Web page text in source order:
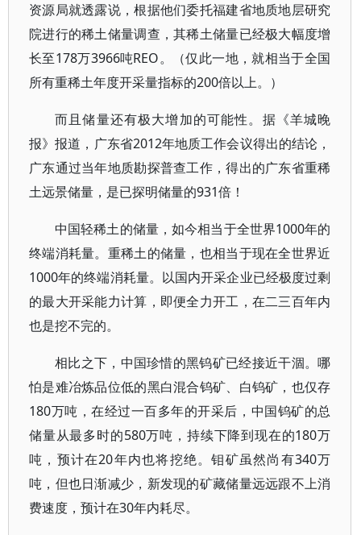
资源局就透露说，根据他们委托福建省地质地层研究
院进行的稀土储量调查，其稀土储量已经极大幅度增
长至178万3966吨REO。（仅此一地，就相当于全国
所有重稀土年度开采量指标的200倍以上。）
而且储量还有极大增加的可能性。据《羊城晚
报》报道，广东省2012年地质工作会议得出的结论，
广东通过当年地质勘探普查工作，得出的广东省重稀
土远景储量，是已探明储量的931倍！
中国轻稀土的储量，如今相当于全世界1000年的
终端消耗量。重稀土的储量，也相当于现在全世界近
1000年的终端消耗量。以国内开采企业已经极度过剩
的最大开采能力计算，即便全力开工，在二三百年内
也是挖不完的。
相比之下，中国珍惜的黑钨矿已经接近干涸。哪
怕是难冶炼品位低的黑白混合钨矿、白钨矿，也仅存
180万吨，在经过一百多年的开采后，中国钨矿的总
储量从最多时的580万吨，持续下降到现在的180万
吨，预计在20年内也将挖绝。钼矿虽然尚有340万
吨，但也日渐减少，新发现的矿藏储量远远跟不上消
费速度，预计在30年内耗尽。